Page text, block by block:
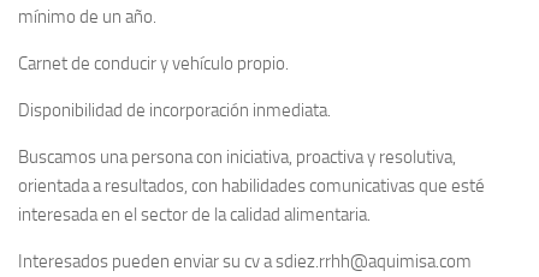
mínimo de un año.
Carnet de conducir y vehículo propio.
Disponibilidad de incorporación inmediata.
Buscamos una persona con iniciativa, proactiva y resolutiva,
orientada a resultados, con habilidades comunicativas que esté
interesada en el sector de la calidad alimentaria.
Interesados pueden enviar su cv a sdiez.rrhh@aquimisa.com